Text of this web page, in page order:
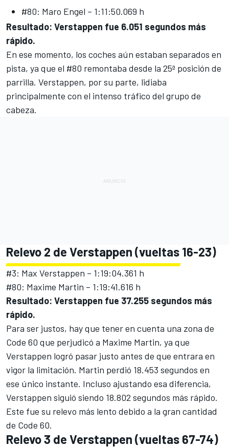
#80: Maro Engel – 1:11:50.069 h
Resultado: Verstappen fue 6.051 segundos más
rápido.
En ese momento, los coches aún estaban separados en
pista, ya que el #80 remontaba desde la 25ª posición de
parrilla. Verstappen, por su parte, lidiaba
principalmente con el intenso tráfico del grupo de
cabeza.
Relevo 2 de Verstappen (vueltas 16-23)
#3: Max Verstappen – 1:19:04.361 h
#80: Maxime Martin – 1:19:41.616 h
Resultado: Verstappen fue 37.255 segundos más
rápido.
Para ser justos, hay que tener en cuenta una zona de
Code 60 que perjudicó a Maxime Martin, ya que
Verstappen logró pasar justo antes de que entrara en
vigor la limitación. Martin perdió 18.453 segundos en
ese único instante. Incluso ajustando esa diferencia,
Verstappen siguió siendo 18.802 segundos más rápido.
Este fue su relevo más lento debido a la gran cantidad
de Code 60.
Relevo 3 de Verstappen (vueltas 67-74)